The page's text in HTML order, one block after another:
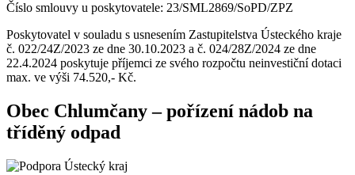
Číslo smlouvy u poskytovatele: 23/SML2869/SoPD/ZPZ
Poskytovatel v souladu s usnesením Zastupitelstva Ústeckého kraje
č. 022/24Z/2023 ze dne 30.10.2023 a č. 024/28Z/2024 ze dne
22.4.2024 poskytuje příjemci ze svého rozpočtu neinvestiční dotaci
max. ve výši 74.520,- Kč.
Obec Chlumčany – pořízení nádob na
tříděný odpad